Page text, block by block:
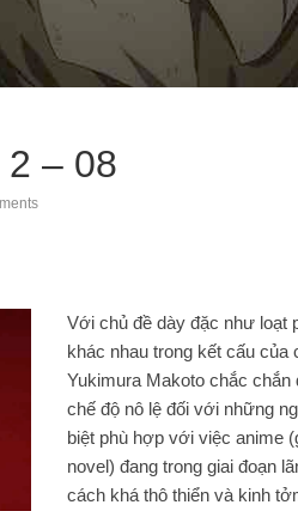
– 08
Với chủ đề dày đặc như loạt
khác nhau trong kết cấu
Yukimura Makoto chắc
chế độ nô lệ đối với những
biệt phù hợp với việc anime
novel) đang trong giai đoạn
cách khá thô thiển và kinh